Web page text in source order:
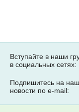
Вступайте в наши
в социальных сетях:
Подпишитесь на
новости по e-mail: